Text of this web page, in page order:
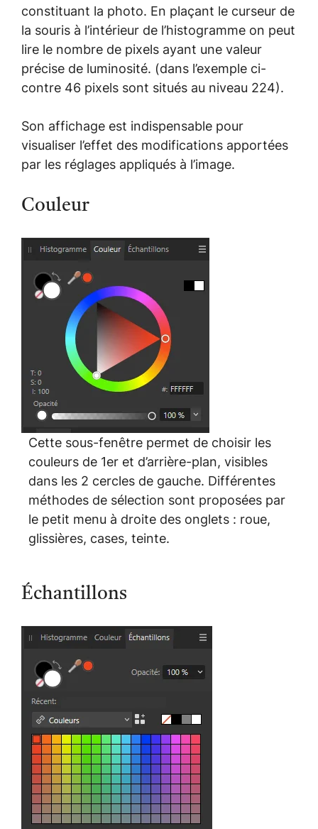
constituant la photo. En plaçant le curseur de
la souris à l’intérieur de l’histogramme on peut
lire le nombre de pixels ayant une valeur
précise de luminosité. (dans l’exemple ci-
contre 46 pixels sont situés au niveau 224).
Son affichage est indispensable pour
visualiser l’effet des modifications apportées
par les réglages appliqués à l’image.
Couleur
Cette sous-fenêtre permet de choisir les
couleurs de 1er et d’arrière-plan, visibles
dans les 2 cercles de gauche. Différentes
méthodes de sélection sont proposées par
le petit menu à droite des onglets : roue,
glissières, cases, teinte.
Échantillons